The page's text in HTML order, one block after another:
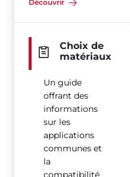
Découvrir
Choix de
matériaux
Un guide
offrant des
informations
sur les
applications
communes et
la
compatibilité